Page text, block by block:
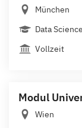
München
Data Science
Vollzeit
Modul
Wien